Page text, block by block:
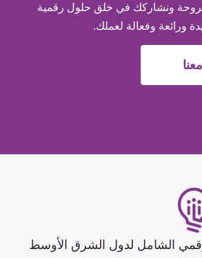
ونشاركك في خلق حلول رقمية
ورائعة وفعالة لعملك.
الشامل لدول الشرق الأوسط